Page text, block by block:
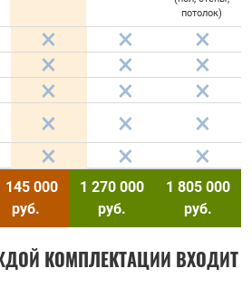
потолок)
145 000
руб.
1 270 000
руб.
1 805 000
руб.
КОМПЛЕКТАЦИИ ВХОДИТ